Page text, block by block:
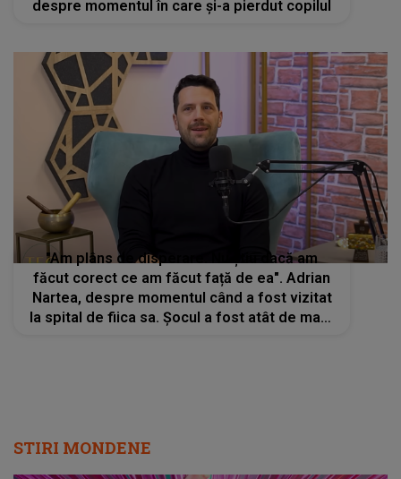
despre momentul în care și-a pierdut copilul
"Am plâns de disperare. Nu știu dacă am
făcut corect ce am făcut față de ea". Adrian
Nartea, despre momentul când a fost vizitat
la spital de fiica sa. Șocul a fost atât de mare
STIRI MONDENE